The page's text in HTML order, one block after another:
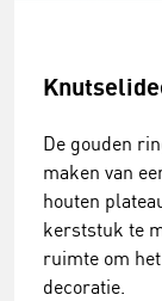
De gouden
maken van
houten
kerststuk te
ruimte om
decoratie.